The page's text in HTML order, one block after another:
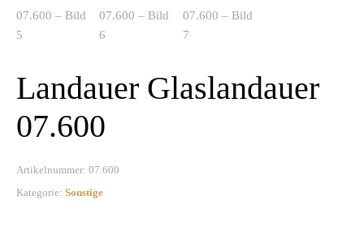
Landauer Glaslandauer
07.600
Artikelnummer: 07.600
Kategorie: Sonstige